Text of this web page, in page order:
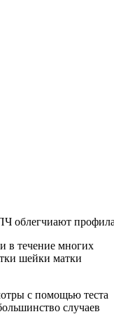
облегчиают
в течение многих
шейки матки
с помощью теста
случаев